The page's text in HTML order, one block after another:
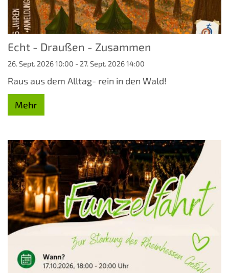
Echt - Draußen - Zusammen
26. Sept. 2026 10:00 - 27. Sept. 2026 14:00
Raus aus dem Alltag- rein in den Wald!
Mehr